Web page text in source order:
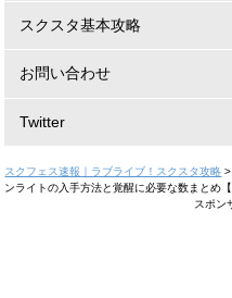
スクスタ基本攻略
お問い合わせ
Twitter
スクフェス速報｜ラブライブ！スクスタ攻略 >
ンライトの入手方法と覚醒に必要な数まとめ
スポン